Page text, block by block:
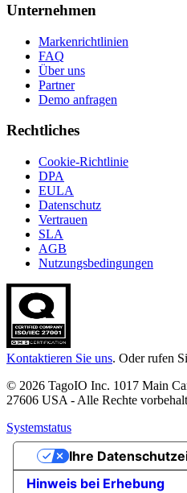
Unternehmen
Markenrichtlinien
FAQ
Über uns
Partner
Demo anfragen
Rechtliches
Cookie-Richtlinie
DPA
EULA
Datenschutz
Vertrauen
SLA
AGB
Nutzungsbedingungen
Kontaktieren Sie uns. Oder rufen
© 2026 TagoIO Inc. 1017 Main
27606 USA - Alle Rechte
Systemstatus
Hinweis bei Erhebung
Ihre